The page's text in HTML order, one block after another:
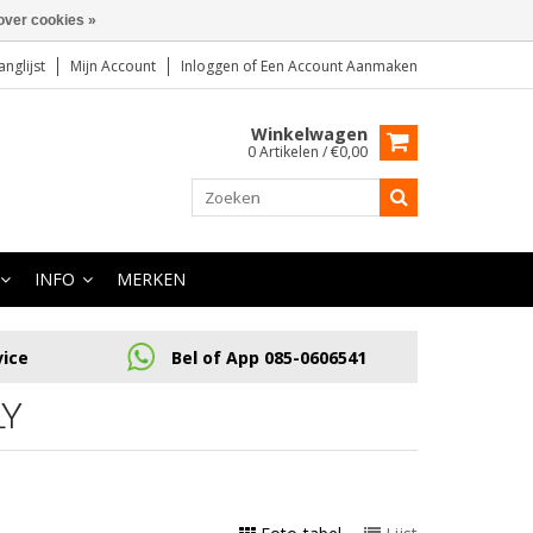
Mijn Account Inloggen of Een Account Aanmaken
Winkelwagen
0 Artikelen / €0,00
INFO MERKEN
Bel of App 085-0606541
cookies »